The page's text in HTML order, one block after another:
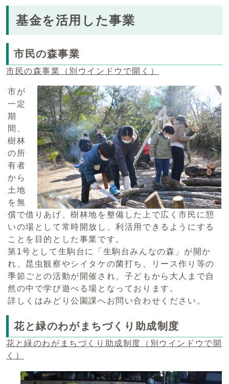
基金を活用した事業
市民の森事業
市民の森事業 （別ウインドウで開く）
市が
一定
期
間、
樹林
の所
有者
から
土地
を無
償で借りあげ、樹林地を整備した上で広く市民に憩
いの場として常時開放し、利活用できるようにする
ことを目的とした事業です。
第1号として生駒台に「生駒台みんなの森」が開か
れ、昆虫観察やシイタケの菌打ち、リース作り等の
季節ごとの活動が開催され、子どもから大人まで自
然の中で学び遊べる場となっております。
詳しくはみどり公園課へお問い合わせください。
花と緑のわがまちづくり助成制度
花と緑のわがまちづくり助成制度
（別ウインドウで開
く）